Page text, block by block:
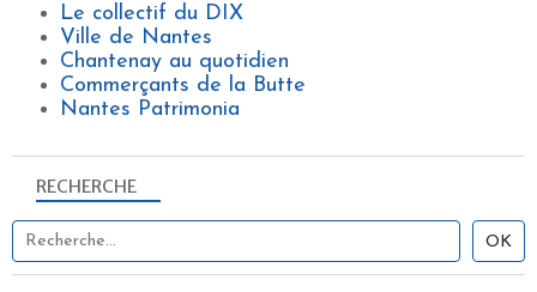
RECHERCHE
Le collectif du DIX
Ville de Nantes
Chantenay au quotidien
Commerçants de la Butte
Nantes Patrimonia